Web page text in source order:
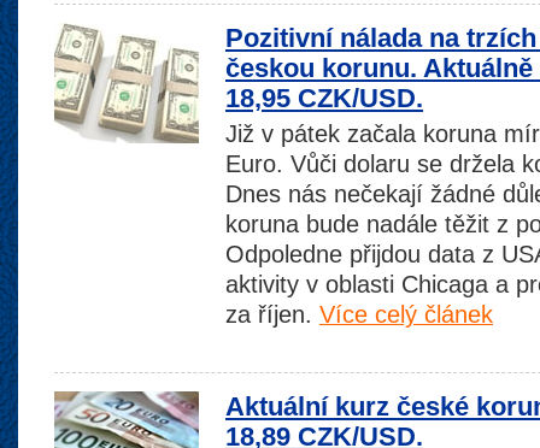
Pozitivní nálada na
českou korunu. Aktuálně
18,95 CZK/USD.
Již v pátek začala koruna
Euro. Vůči dolaru se držela
Dnes nás nečekají žádné
koruna bude nadále těžit z
Odpoledne přijdou data z
aktivity v oblasti Chicaga a
za říjen. Více celý článek
Aktuální kurz české
18,89 CZK/USD.